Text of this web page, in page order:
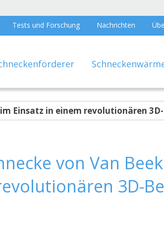
Tests und Forschung Nachrichten
Einsatz in einem revolutionären
von Van
3D-